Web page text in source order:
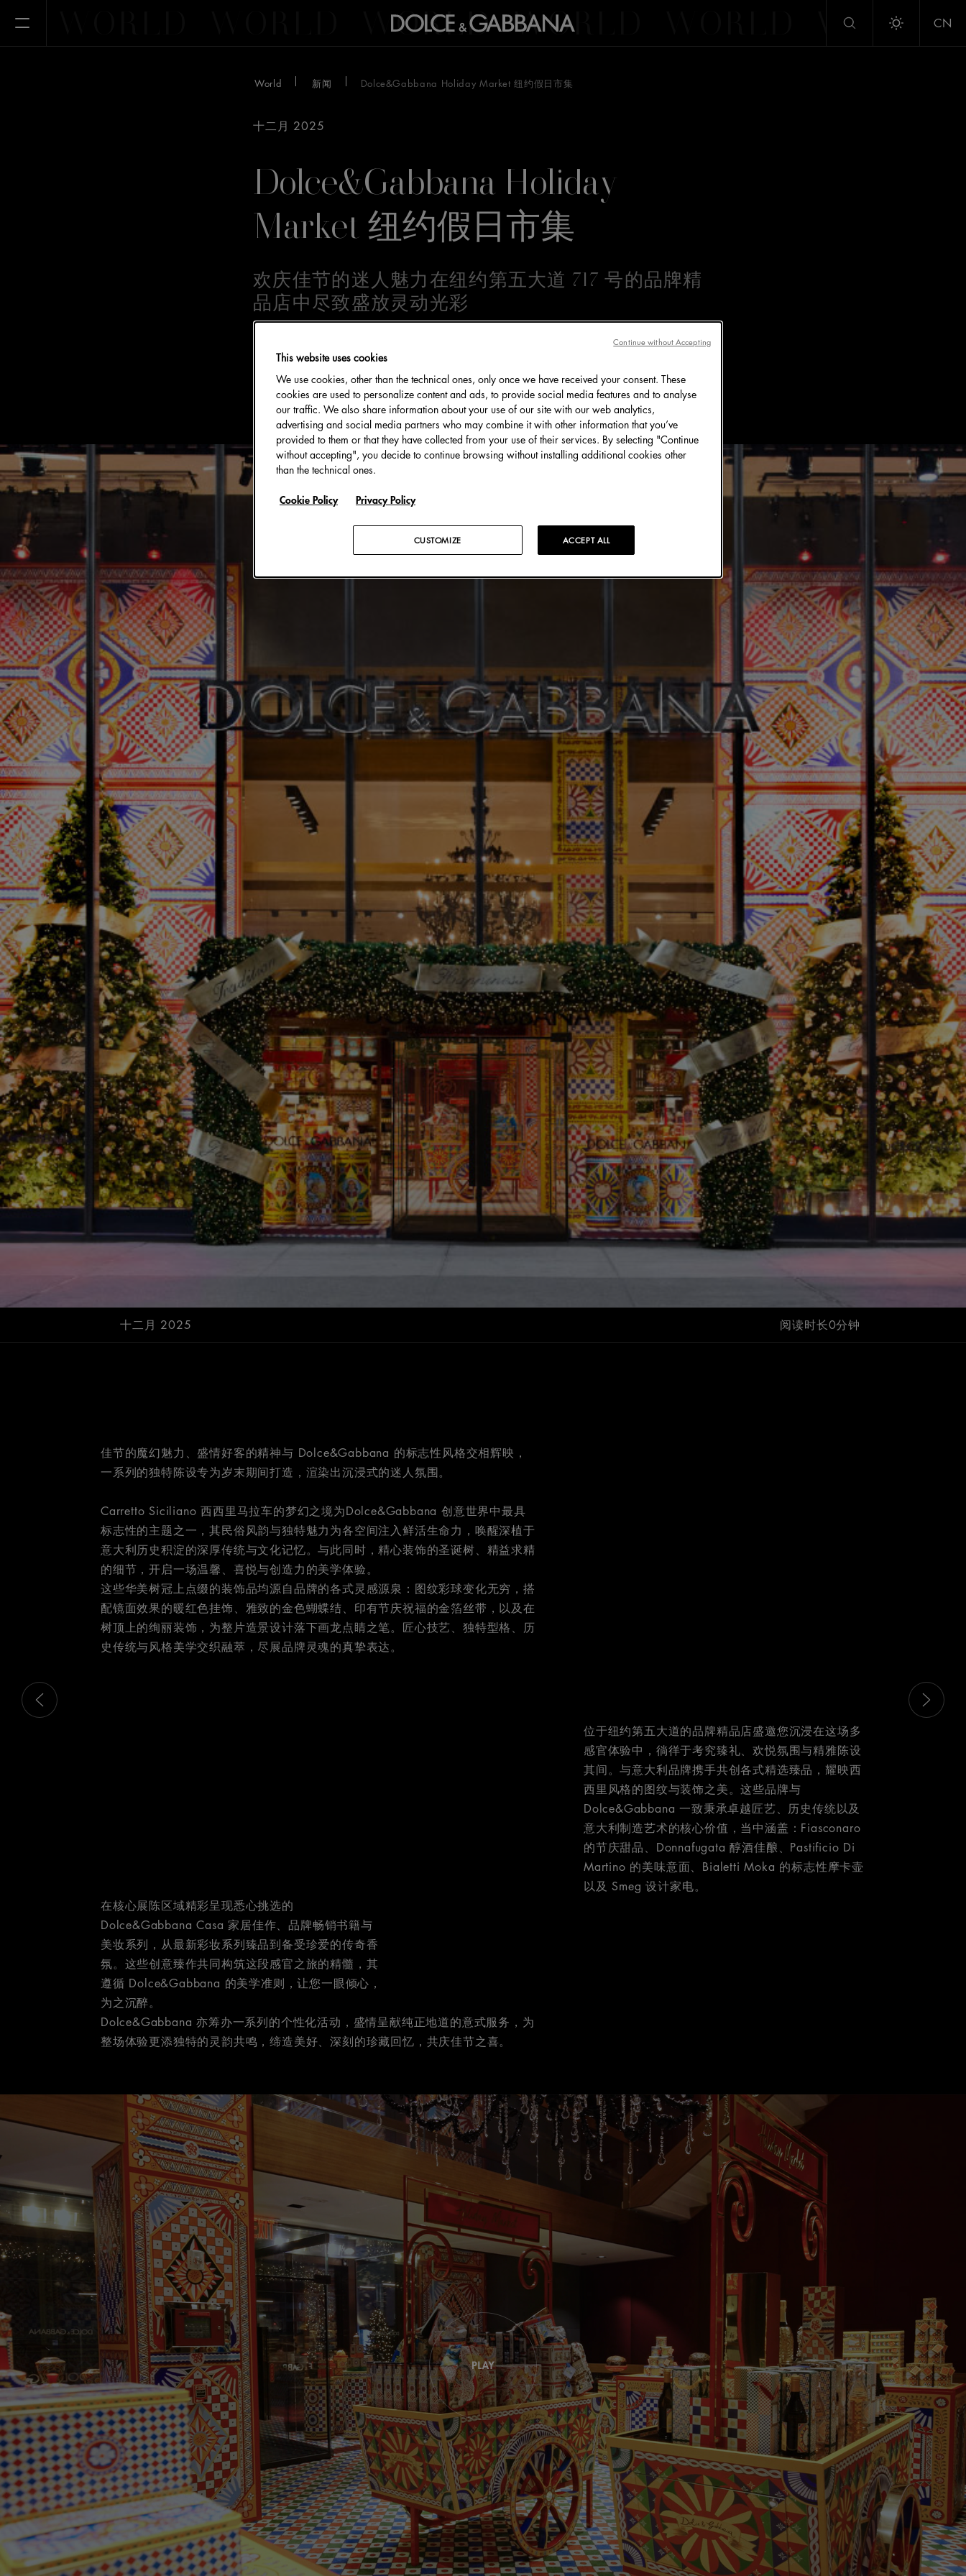
Open Menu WORLD WORLD WORLD
Toggle
CN
World 新闻 Dolce&Gabbana Holiday Market 纽约假日市集
十二月 2025
Dolce&Gabbana Holiday
Market 纽约假日市集
欢庆佳节的迷人魅力在纽约第五大道 717 号的品牌精
品店中尽致盛放灵动光彩
#主题活动 #精品店
十二月 2025 阅读时长0分钟
佳节的魔幻魅力、盛情好客的精神与 Dolce&Gabbana 的标志性风格交相辉映，
一系列的独特陈设专为岁末期间打造，渲染出沉浸式的迷人氛围。
Carretto Siciliano 西西里马拉车的梦幻之境为Dolce&Gabbana 创意世界中最具
标志性的主题之一，其民俗风韵与独特魅力为各空间注入鲜活生命力，唤醒深植于
意大利历史积淀的深厚传统与文化记忆。与此同时，精心装饰的圣诞树、精益求精
的细节，开启一场温馨、喜悦与创造力的美学体验。
这些华美树冠上点缀的装饰品均源自品牌的各式灵感源泉：图纹彩球变化无穷，搭
配镜面效果的暖红色挂饰、雅致的金色蝴蝶结、印有节庆祝福的金箔丝带，以及在
树顶上的绚丽装饰，为整片造景设计落下画龙点睛之笔。匠心技艺、独特型格、历
史传统与风格美学交织融萃，尽展品牌灵魂的真挚表达。
这是带有可以左右移动幻灯片 的轮播图。有些图片有放大按 钮，可以展开轮播图。使用“ 下一张”和“上一张”按钮来 浏览幻灯片，并使用“X”按 钮关闭已放大的轮播图。
位于纽约第五大道的品牌精品店盛邀您沉浸在这场多
感官体验中，徜徉于考究臻礼、欢悦氛围与精雅陈设
其间。与意大利品牌携手共创各式精选臻品，耀映西
西里风格的图纹与装饰之美。这些品牌与
Dolce&Gabbana 一致秉承卓越匠艺、历史传统以及
意大利制造艺术的核心价值，当中涵盖：Fiasconaro
的节庆甜品、Donnafugata 醇酒佳酿、Pastificio Di
Martino 的美味意面、Bialetti Moka 的标志性摩卡壶
以及 Smeg 设计家电。
在核心展陈区域精彩呈现悉心挑选的
Dolce&Gabbana Casa 家居佳作、品牌畅销书籍与
美妆系列，从最新彩妆系列臻品到备受珍爱的传奇香
氛。这些创意臻作共同构筑这段感官之旅的精髓，其
遵循 Dolce&Gabbana 的美学准则，让您一眼倾心，
为之沉醉。
Dolce&Gabbana 亦筹办一系列的个性化活动，盛情呈献纯正地道的意式服务，为
整场体验更添独特的灵韵共鸣，缔造美好、深刻的珍藏回忆，共庆佳节之喜。
This website uses cookies
We use cookies, other than the technical ones, only once we have received your consent. These
cookies are used to personalize content and ads, to provide social media features and to analyse
our traffic. We also share information about your use of our site with our web analytics,
advertising and social media partners who may combine it with other information that you’ve
provided to them or that they have collected from your use of their services. By selecting "Continue
without accepting", you decide to continue browsing without installing additional cookies other
than the technical ones.
Cookie Policy Privacy Policy
ACCEPT ALL
CUSTOMIZE
Continue without Accepting